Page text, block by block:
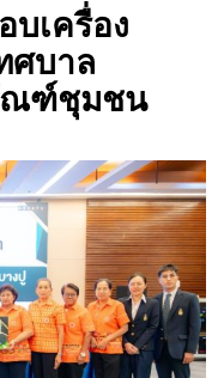
บเครื่อง
ศบาล
ณฑ์ชุมชน